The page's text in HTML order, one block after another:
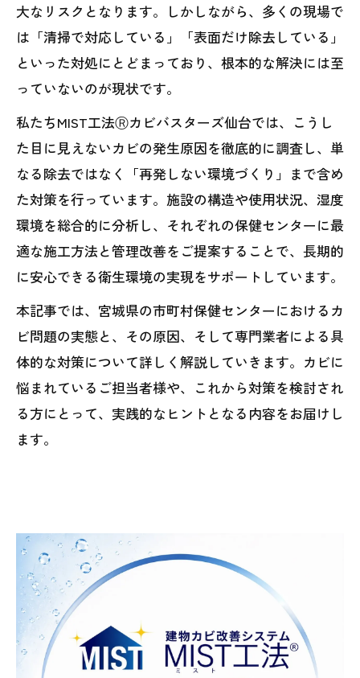
大なリスクとなります。しかしながら、多くの現場で
は「清掃で対応している」「表面だけ除去している」
といった対処にとどまっており、根本的な解決には至
っていないのが現状です。
私たちMIST工法Ⓡカビバスターズ仙台では、こうし
た目に見えないカビの発生原因を徹底的に調査し、単
なる除去ではなく「再発しない環境づくり」まで含め
た対策を行っています。施設の構造や使用状況、湿度
環境を総合的に分析し、それぞれの保健センターに最
適な施工方法と管理改善をご提案することで、長期的
に安心できる衛生環境の実現をサポートしています。
本記事では、宮城県の市町村保健センターにおけるカ
ビ問題の実態と、その原因、そして専門業者による具
体的な対策について詳しく解説していきます。カビに
悩まれているご担当者様や、これから対策を検討され
る方にとって、実践的なヒントとなる内容をお届けし
ます。